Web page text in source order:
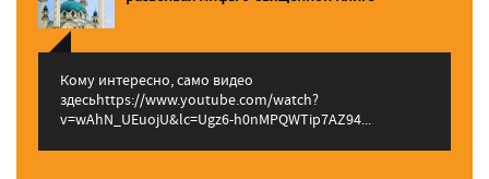
Кому интересно, само видео
здесьhttps://www.youtube.com/watch?
v=wAhN_UEuojU&lc=Ugz6-h0nMPQWTip7AZ94...